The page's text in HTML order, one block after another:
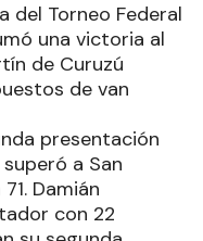
del Torneo Federal
una victoria al
de Curuzú
de van
presentación
a San
Damián
con 22